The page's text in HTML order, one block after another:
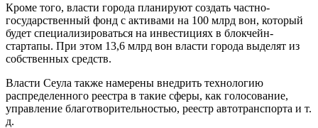
Кроме того, власти города планируют создать частно-
государственный фонд с активами на 100 млрд вон, который
будет специализироваться на инвестициях в блокчейн-
стартапы. При этом 13,6 млрд вон власти города выделят из
собственных средств.
Власти Сеула также намерены внедрить технологию
распределенного реестра в такие сферы, как голосование,
управление благотворительностью, реестр автотранспорта и т.
д.